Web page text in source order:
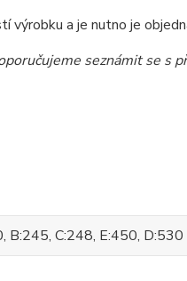
výrobku a je nutno je
seznámit se s
B:245, C:248, E:450, D:530